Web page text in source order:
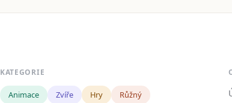
KATEGORIE
Animace Zvíře Hry Růžný